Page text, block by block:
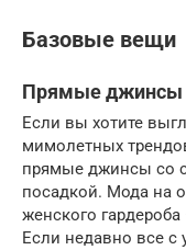
Базовые вещи
Прямые джинсы
Если вы хотите
мимолетных
прямые джинсы со
посадкой. Мода на
женского
Если недавно все с